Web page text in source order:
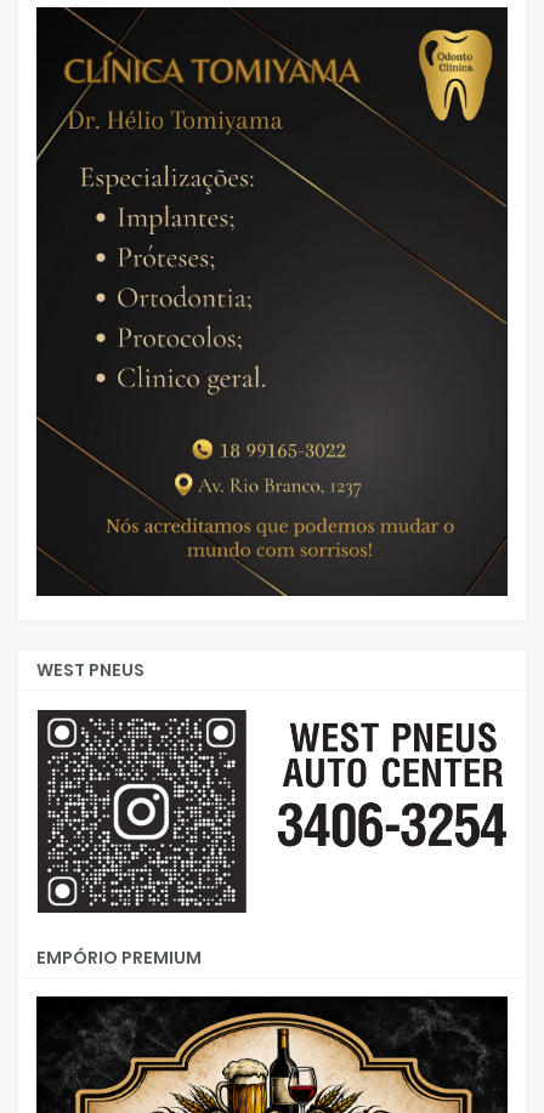
CRIMES QUE ABALARAM O BRASIL
WEST PNEUS
EMPÓRIO PREMIUM